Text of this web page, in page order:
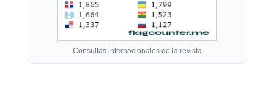
Consultas internacionales de la revista